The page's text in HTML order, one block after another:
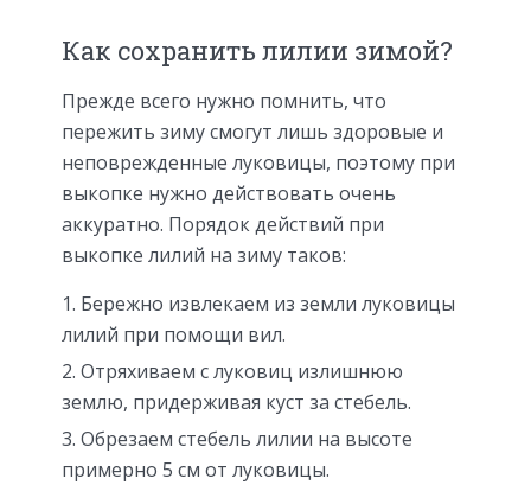
Как сохранить лилии зимой?
Прежде всего нужно помнить, что
пережить зиму смогут лишь здоровые и
неповрежденные луковицы, поэтому при
выкопке нужно действовать очень
аккуратно. Порядок действий при
выкопке лилий на зиму таков:
Бережно извлекаем из земли луковицы
лилий при помощи вил.
Отряхиваем с луковиц излишнюю
землю, придерживая куст за стебель.
Обрезаем стебель лилии на высоте
примерно 5 см от луковицы.